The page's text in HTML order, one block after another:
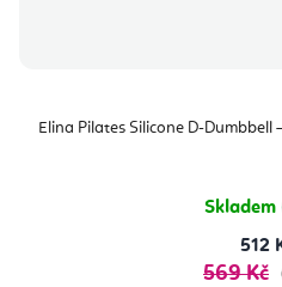
Elina Pilates Silicone D-Dumbbell
Skladem
512
569 Kč